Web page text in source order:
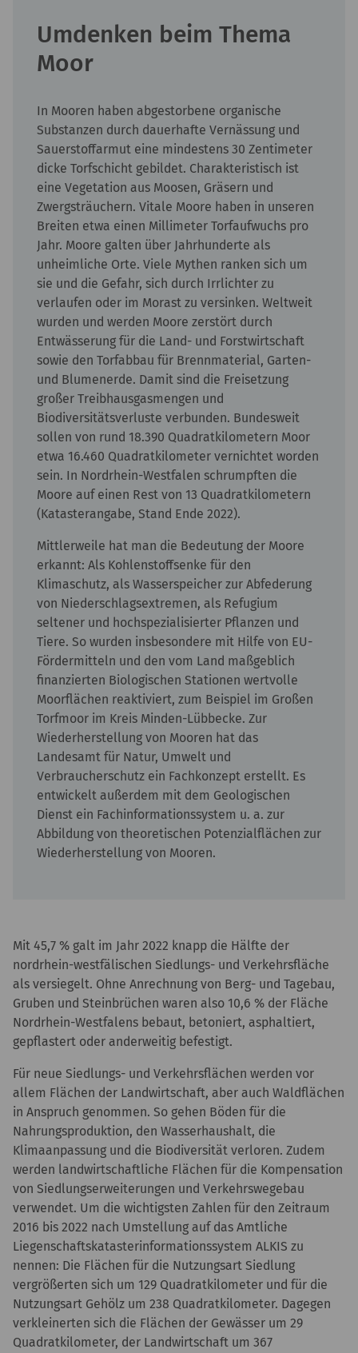
Umdenken beim Thema
Moor
In Mooren haben abgestorbene organische
Substanzen durch dauerhafte Vernässung und
Sauerstoffarmut eine mindestens 30 Zentimeter
dicke Torfschicht gebildet. Charakteristisch ist
eine Vegetation aus Moosen, Gräsern und
Zwergsträuchern. Vitale Moore haben in unseren
Breiten etwa einen Millimeter Torfaufwuchs pro
Jahr. Moore galten über Jahrhunderte als
unheimliche Orte. Viele Mythen ranken sich um
sie und die Gefahr, sich durch Irrlichter zu
verlaufen oder im Morast zu versinken. Weltweit
wurden und werden Moore zerstört durch
Entwässerung für die Land- und Forstwirtschaft
sowie den Torfabbau für Brennmaterial, Garten-
und Blumenerde. Damit sind die Freisetzung
großer Treibhausgasmengen und
Biodiversitätsverluste verbunden. Bundesweit
sollen von rund 18.390 Quadratkilometern Moor
etwa 16.460 Quadratkilometer vernichtet worden
sein. In Nordrhein-Westfalen schrumpften die
Moore auf einen Rest von 13 Quadratkilometern
(Katasterangabe, Stand Ende 2022).
Mittlerweile hat man die Bedeutung der Moore
erkannt: Als Kohlenstoffsenke für den
Klimaschutz, als Wasserspeicher zur Abfederung
von Niederschlagsextremen, als Refugium
seltener und hochspezialisierter Pflanzen und
Tiere. So wurden insbesondere mit Hilfe von EU-
Fördermitteln und den vom Land maßgeblich
finanzierten Biologischen Stationen wertvolle
Moorflächen reaktiviert, zum Beispiel im Großen
Torfmoor im Kreis Minden-Lübbecke. Zur
Wiederherstellung von Mooren hat das
Landesamt für Natur, Umwelt und
Verbraucherschutz ein Fachkonzept erstellt. Es
entwickelt außerdem mit dem Geologischen
Dienst ein Fachinformationssystem u. a. zur
Abbildung von theoretischen Potenzialflächen zur
Wiederherstellung von Mooren.
Mit 45,7 % galt im Jahr 2022 knapp die Hälfte der
nordrhein-westfälischen Siedlungs- und Verkehrsfläche
als versiegelt. Ohne Anrechnung von Berg- und Tagebau,
Gruben und Steinbrüchen waren also 10,6 % der Fläche
Nordrhein-Westfalens bebaut, betoniert, asphaltiert,
gepflastert oder anderweitig befestigt.
Für neue Siedlungs- und Verkehrsflächen werden vor
allem Flächen der Landwirtschaft, aber auch Waldflächen
in Anspruch genommen. So gehen Böden für die
Nahrungsproduktion, den Wasserhaushalt, die
Klimaanpassung und die Biodiversität verloren. Zudem
werden landwirtschaftliche Flächen für die Kompensation
von Siedlungserweiterungen und Verkehrswegebau
verwendet. Um die wichtigsten Zahlen für den Zeitraum
2016 bis 2022 nach Umstellung auf das Amtliche
Liegenschaftskatasterinformationssystem ALKIS zu
nennen: Die Flächen für die Nutzungsart Siedlung
vergrößerten sich um 129 Quadratkilometer und für die
Nutzungsart Gehölz um 238 Quadratkilometer. Dagegen
verkleinerten sich die Flächen der Gewässer um 29
Quadratkilometer, der Landwirtschaft um 367